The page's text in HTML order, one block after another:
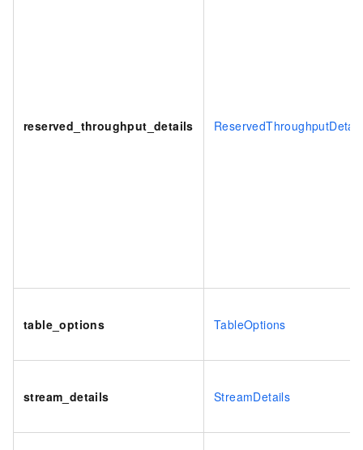
reserved_throughput_details
table_options TableOptions
stream_details StreamDetails